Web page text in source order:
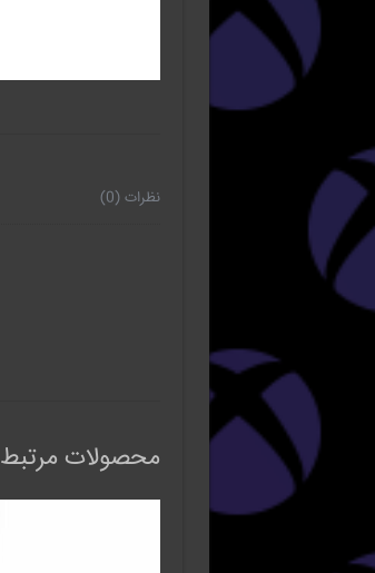
نظرات (0)
محصولات مرتبط